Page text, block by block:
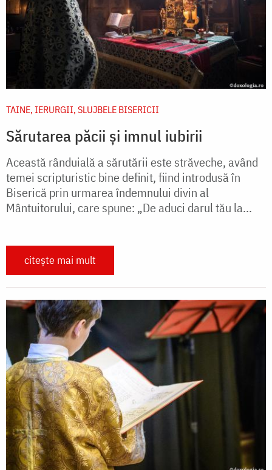
TAINE, IERURGII, SLUJBELE BISERICII
Sărutarea păcii și imnul iubirii
Această rânduială a sărutării este străveche, având
temei scripturistic bine definit, fiind introdusă în
Biserică prin urmarea îndemnului divin al
Mântuitorului, care spune: „De aduci darul tău la...
citește mai mult